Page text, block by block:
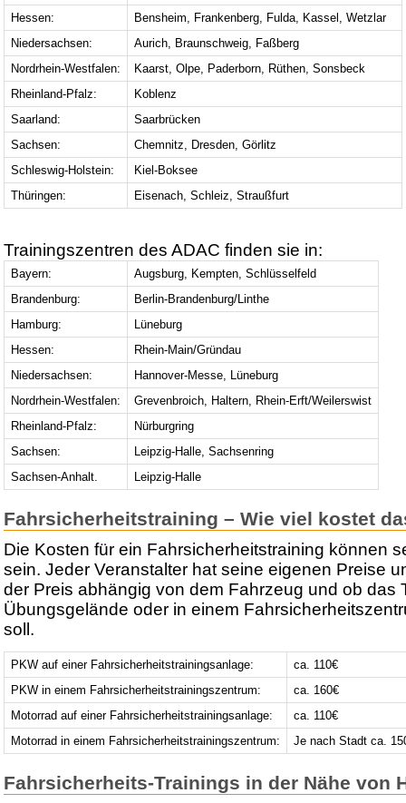
Hessen:
Bensheim, Frankenberg, Fulda, Kassel, Wetzlar
Niedersachsen:
Aurich, Braunschweig, Faßberg
Nordrhein-Westfalen:
Kaarst, Olpe, Paderborn, Rüthen, Sonsbeck
Rheinland-Pfalz:
Koblenz
Saarland:
Saarbrücken
Sachsen:
Chemnitz, Dresden, Görlitz
Schleswig-Holstein:
Kiel-Boksee
Thüringen:
Eisenach, Schleiz, Straußfurt
Trainingszentren des ADAC finden sie in:
Bayern:
Augsburg, Kempten, Schlüsselfeld
Brandenburg:
Berlin-Brandenburg/Linthe
Hamburg:
Lüneburg
Hessen:
Rhein-Main/Gründau
Niedersachsen:
Hannover-Messe, Lüneburg
Nordrhein-Westfalen:
Grevenbroich, Haltern, Rhein-Erft/Weilerswist
Rheinland-Pfalz:
Nürburgring
Sachsen:
Leipzig-Halle, Sachsenring
Sachsen-Anhalt.
Leipzig-Halle
Fahrsicherheitstraining – Wie viel kostet
Die Kosten für ein Fahrsicherheitstraining können
sein. Jeder Veranstalter hat seine eigenen Preise
der Preis abhängig von dem Fahrzeug und ob das
Übungsgelände oder in einem
soll.
PKW auf einer Fahrsicherheitstrainingsanlage:
ca. 110€
PKW in einem Fahrsicherheitstrainingszentrum:
ca. 160€
Motorrad auf einer Fahrsicherheitstrainingsanlage:
ca. 110€
Motorrad in einem Fahrsicherheitstrainingszentrum:
Je nach Stadt ca.
Fahrsicherheits-Trainings in der Nähe von